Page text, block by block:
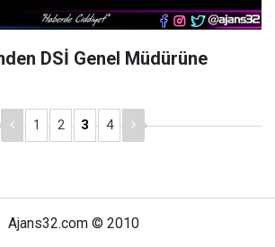
DSİ Genel Müdürüne
1 2 3 4
Ajans32.com © 2010